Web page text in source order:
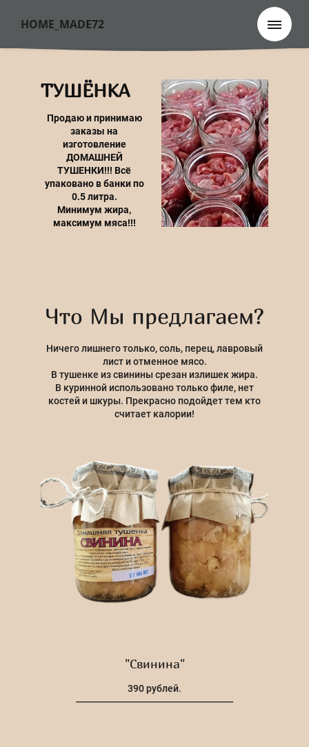
HOME_MADE72
ТУШЁНКА
Продаю и принимаю
заказы на
изготовление
ДОМАШНЕЙ
ТУШЕНКИ!!! Всё
упаковано в банки по
0.5 литра.
Минимум жира,
максимум мяса!!!
Что Мы предлагаем?
Ничего лишнего только, соль, перец, лавровый
лист и отменное мясо.
В тушенке из свинины срезан излишек жира.
В куринной использовано только филе, нет
костей и шкуры. Прекрасно подойдет тем кто
считает калории!
"Свинина"
390 рублей.